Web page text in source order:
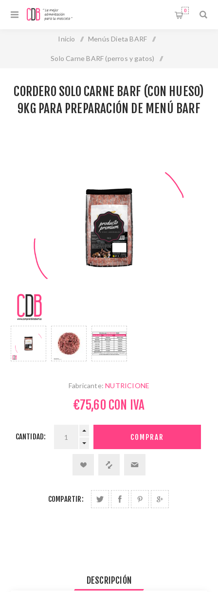
0
Inicio / Menús Dieta BARF /
Solo Carne BARF (perros y gatos) /
preparación de menú BARF
CORDERO SOLO CARNE BARF (CON HUESO)
9KG PARA PREPARACIÓN DE MENÚ BARF
Fabricante: NUTRICIONE
€75,60 CON IVA
CANTIDAD:
COMPARTIR:
DESCRIPCIÓN